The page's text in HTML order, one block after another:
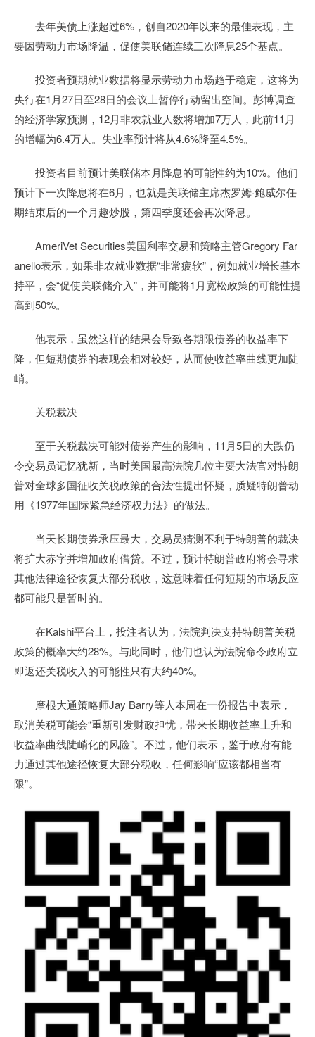
去年美债上涨超过6%，创自2020年以来的最佳表现，主
要因劳动力市场降温，促使美联储连续三次降息25个基点。
投资者预期就业数据将显示劳动力市场趋于稳定，这将为
央行在1月27日至28日的会议上暂停行动留出空间。彭博调查
的经济学家预测，12月非农就业人数将增加7万人，此前11月
的增幅为6.4万人。失业率预计将从4.6%降至4.5%。
投资者目前预计美联储本月降息的可能性约为10%。他们
预计下一次降息将在6月，也就是美联储主席杰罗姆·鲍威尔任
期结束后的一个月趣炒股，第四季度还会再次降息。
AmeriVet Securities美国利率交易和策略主管Gregory Far
anello表示，如果非农就业数据“非常疲软”，例如就业增长基本
持平，会“促使美联储介入”，并可能将1月宽松政策的可能性提
高到50%。
他表示，虽然这样的结果会导致各期限债券的收益率下
降，但短期债券的表现会相对较好，从而使收益率曲线更加陡
峭。
关税裁决
至于关税裁决可能对债券产生的影响，11月5日的大跌仍
令交易员记忆犹新，当时美国最高法院几位主要大法官对特朗
普对全球多国征收关税政策的合法性提出怀疑，质疑特朗普动
用《1977年国际紧急经济权力法》的做法。
当天长期债券承压最大，交易员猜测不利于特朗普的裁决
将扩大赤字并增加政府借贷。不过，预计特朗普政府将会寻求
其他法律途径恢复大部分税收，这意味着任何短期的市场反应
都可能只是暂时的。
在Kalshi平台上，投注者认为，法院判决支持特朗普关税
政策的概率大约28%。与此同时，他们也认为法院命令政府立
即返还关税收入的可能性只有大约40%。
摩根大通策略师Jay Barry等人本周在一份报告中表示，
取消关税可能会“重新引发财政担忧，带来长期收益率上升和
收益率曲线陡峭化的风险”。不过，他们表示，鉴于政府有能
力通过其他途径恢复大部分税收，任何影响“应该都相当有
限”。